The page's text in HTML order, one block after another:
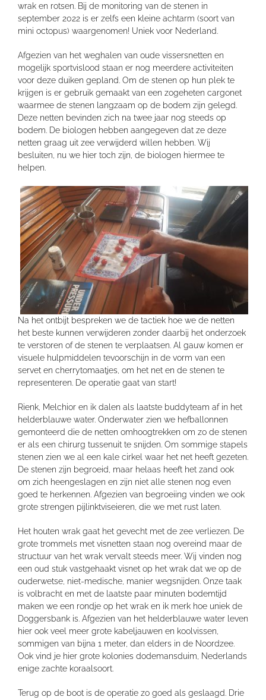
wrak en rotsen. Bij de monitoring van de stenen in
september 2022 is er zelfs een kleine achtarm (soort van
mini octopus) waargenomen! Uniek voor Nederland.
Afgezien van het weghalen van oude vissersnetten en
mogelijk sportvislood staan er nog meerdere activiteiten
voor deze duiken gepland. Om de stenen op hun plek te
krijgen is er gebruik gemaakt van een zogeheten cargonet
waarmee de stenen langzaam op de bodem zijn gelegd.
Deze netten bevinden zich na twee jaar nog steeds op
bodem. De biologen hebben aangegeven dat ze deze
netten graag uit zee verwijderd willen hebben. Wij
besluiten, nu we hier toch zijn, de biologen hiermee te
helpen.
Na het ontbijt bespreken we de tactiek hoe we de netten
het beste kunnen verwijderen zonder daarbij het onderzoek
te verstoren of de stenen te verplaatsen. Al gauw komen er
visuele hulpmiddelen tevoorschijn in de vorm van een
servet en cherrytomaatjes, om het net en de stenen te
representeren. De operatie gaat van start!
Rienk, Melchior en ik dalen als laatste buddyteam af in het
helderblauwe water. Onderwater zien we hefballonnen
gemonteerd die de netten omhoogtrekken om zo de stenen
er als een chirurg tussenuit te snijden. Om sommige stapels
stenen zien we al een kale cirkel waar het net heeft gezeten.
De stenen zijn begroeid, maar helaas heeft het zand ook
om zich heengeslagen en zijn niet alle stenen nog even
goed te herkennen. Afgezien van begroeiing vinden we ook
grote strengen pijlinktviseieren, die we met rust laten.
Het houten wrak gaat het gevecht met de zee verliezen. De
grote trommels met visnetten staan nog overeind maar de
structuur van het wrak vervalt steeds meer. Wij vinden nog
een oud stuk vastgehaakt visnet op het wrak dat we op de
ouderwetse, niet-medische, manier wegsnijden. Onze taak
is volbracht en met de laatste paar minuten bodemtijd
maken we een rondje op het wrak en ik merk hoe uniek de
Doggersbank is. Afgezien van het helderblauwe water leven
hier ook veel meer grote kabeljauwen en koolvissen,
sommigen van bijna 1 meter, dan elders in de Noordzee.
Ook vind je hier grote kolonies dodemansduim, Nederlands
enige zachte koraalsoort.
Terug op de boot is de operatie zo goed als geslaagd. Drie